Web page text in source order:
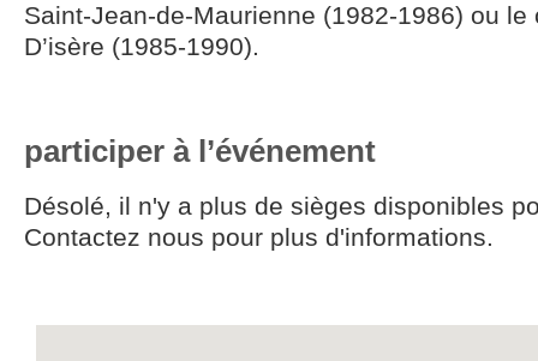
Saint-Jean-de-Maurienne (1982-1986) ou le
D’isère (1985-1990).
participer à l’événement
Désolé, il n'y a plus de sièges disponibles
Contactez nous pour plus d'informations.